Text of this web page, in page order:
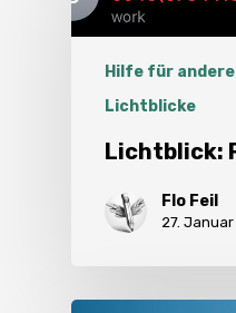
Hilfe für andere
Lichtblicke
Lichtblick:
Flo Feil
27.